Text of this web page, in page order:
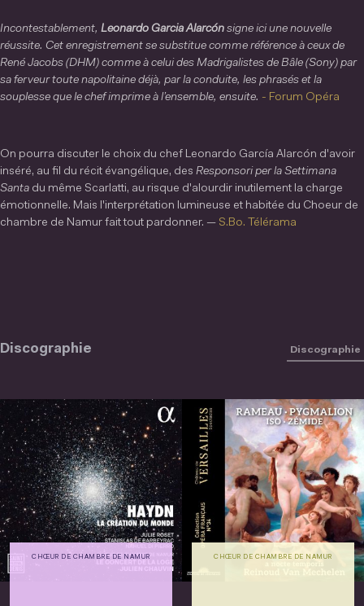
Incontestablement, Leonardo Garcia Alarcón signe ici une nouvelle
réussite. Cet enregistrement se substitue comme référence à ceux de
René Jacobs (DHM) comme à celui des Madrigalistes de Bâle (Sony) par
sa ferveur toute napolitaine déjà, par la conduite, les phrasés et la
souplesse que le chef imprime à l’ensemble, ensuite. - Forum Opéra
On pourra discuter le choix du chef Leonardo García Alarcón d'avoir
inséré, au fil du récit évangélique, des Responsori per la Settimana
Santa du même Scarlatti, au risque d'alourdir inutilement la charge
émotionnelle. Mais l'interprétation lumineuse et habitée du Choeur de
chambre de Namur fait tout pardonner. — S.Bo. Télérama
Discographie Discographie
CHŒUR DE CHAMBRE DE NAMUR CHŒUR DE CHAMBRE DE NAMUR